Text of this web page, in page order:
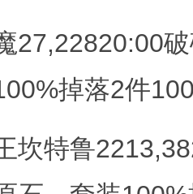
27,22820:00
掉落2件
坎特鲁